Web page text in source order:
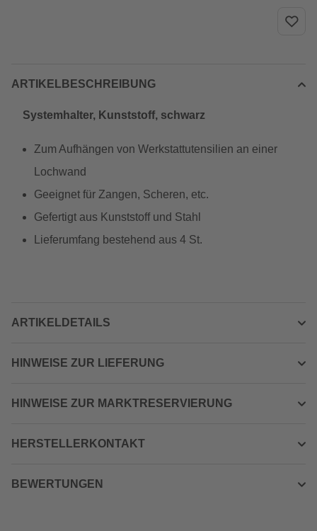
ARTIKELBESCHREIBUNG
Systemhalter, Kunststoff, schwarz
Zum Aufhängen von Werkstattutensilien an einer
Lochwand
Geeignet für Zangen, Scheren, etc.
Gefertigt aus Kunststoff und Stahl
Lieferumfang bestehend aus 4 St.
ARTIKELDETAILS
HINWEISE ZUR LIEFERUNG
HINWEISE ZUR MARKTRESERVIERUNG
HERSTELLERKONTAKT
BEWERTUNGEN